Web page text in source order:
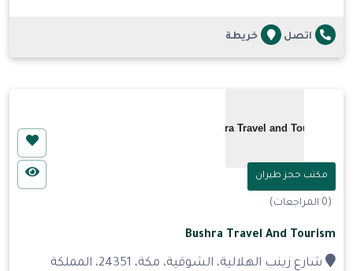
اتصل خريطة
مكتب حجز طيران
(0 المراجعات)
Bushra Travel And Tourism
شارع زينب الهلالية، الشوقية، مكة، 24351، المملكة